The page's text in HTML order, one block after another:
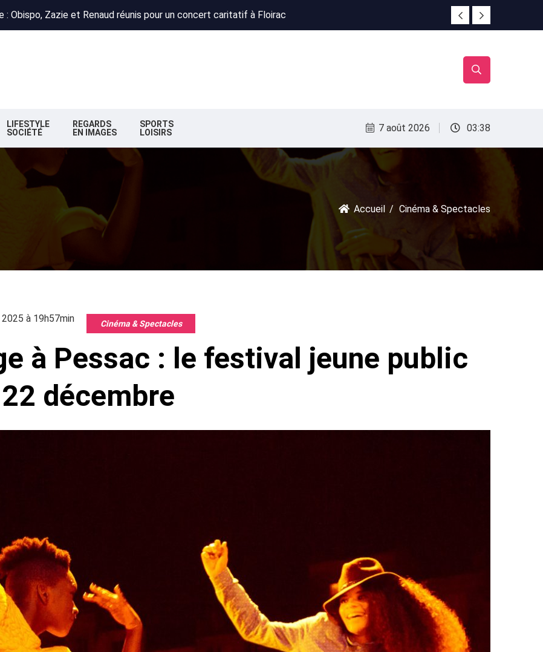
: Obispo, Zazie et Renaud réunis pour un concert caritatif à Floirac
: la nouvelle majorité change de cap
LIFESTYLE
SOCIÉTÉ
REGARDS
EN IMAGES
SPORTS
LOISIRS
7 août 2026 03:38
Accueil Cinéma & Spectacles
à 19h57min Cinéma & Spectacles
à Pessac : le festival jeune public
décembre